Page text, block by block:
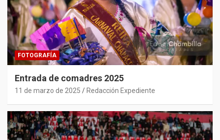
FOTOGRAFÍA
Entrada de comadres 2025
11 de marzo de 2025 Redacción Expediente